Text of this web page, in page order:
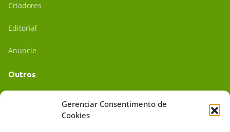
Gerenciar Consentimento de
Cookies
Criadores
Editorial
Anuncie
Outros